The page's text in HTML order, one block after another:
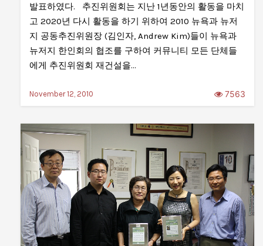
발표하였다. 추진위원회는 지난 1년동안의 활동을 마치
고 2020년 다시 활동을 하기 위하여 2010 뉴욕과 뉴저
지 공동추진위원장 (김인자, Andrew Kim)들이 뉴욕과
뉴저지 한인회의 협조를 구하여 커뮤니티 모든 단체들
에게 추진위원회 재건설을…
November 12, 2010 7563